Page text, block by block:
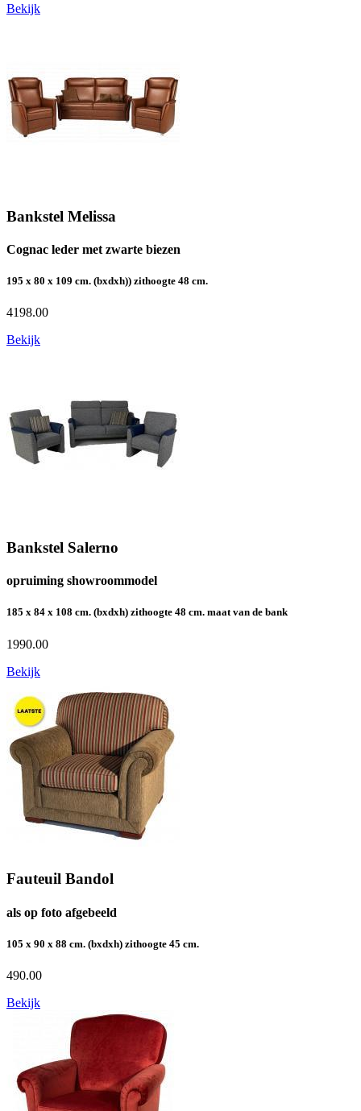
Bekijk
Bankstel Melissa
Cognac leder met zwarte biezen
195 x 80 x 109 cm. (bxdxh)) zithoogte 48 cm.
4198.00
Bekijk
Bankstel Salerno
opruiming showroommodel
185 x 84 x 108 cm. (bxdxh) zithoogte 48 cm. maat van de bank
1990.00
Bekijk
Fauteuil Bandol
als op foto afgebeeld
105 x 90 x 88 cm. (bxdxh) zithoogte 45 cm.
490.00
Bekijk